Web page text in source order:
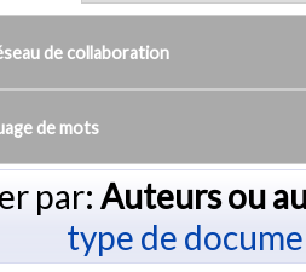
de collaboration
de mots
par: Auteurs ou
type de